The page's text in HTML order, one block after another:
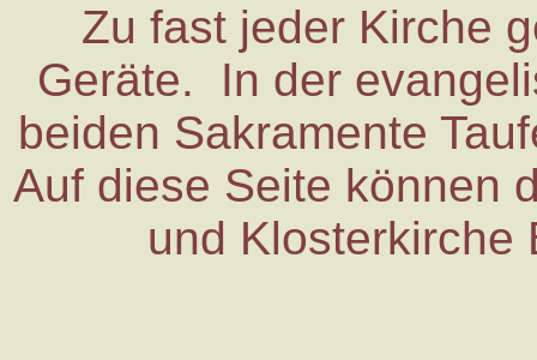
Zu fast jeder Kirche
Geräte. In der
beiden Sakramente
Auf diese Seite können
und Klosterkirche